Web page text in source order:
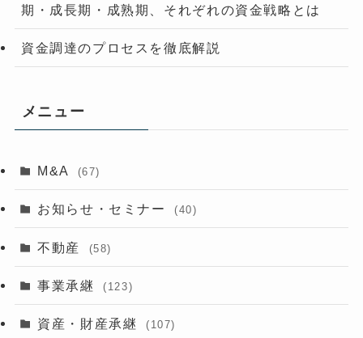
期・成長期・成熟期、それぞれの資金戦略とは
資金調達のプロセスを徹底解説
メニュー
M&A (67)
お知らせ・セミナー (40)
不動産 (58)
事業承継 (123)
資産・財産承継 (107)